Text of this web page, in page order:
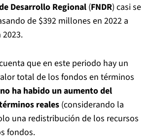
Desarrollo Regional (FNDR) casi se
de $392 millones en 2022 a
que en este periodo hay un
total de los fondos en términos
no ha habido un aumento del
reales (considerando la
una redistribución de los recursos
fondos.